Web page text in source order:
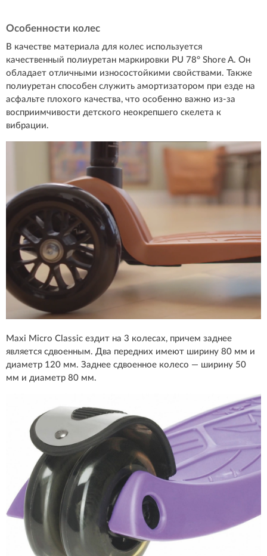
Особенности колес
В качестве материала для колес используется
качественный полиуретан маркировки PU 78° Shore A. Он
обладает отличными износостойкими свойствами. Также
полиуретан способен служить амортизатором при езде на
асфальте плохого качества, что особенно важно из-за
восприимчивости детского неокрепшего скелета к
вибрации.
Maxi Micro Classic ездит на 3 колесах, причем заднее
является сдвоенным. Два передних имеют ширину 80 мм и
диаметр 120 мм. Заднее сдвоенное колесо — ширину 50
мм и диаметр 80 мм.